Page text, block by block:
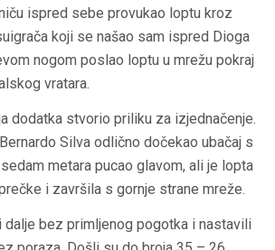
ispred sebe provukao loptu kroz
koji se našao sam ispred Dioga
nogom poslao loptu u mrežu pokraj
vratara.
dodatka stvorio priliku za izjednačenje.
Silva odlično dočekao ubačaj s
metara pucao glavom, ali je lopta
i završila s gornje strane mreže.
dalje bez primljenog pogotka i nastavili